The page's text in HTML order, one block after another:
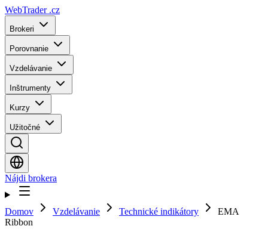
WebTrader .cz
Brokeri
Porovnanie
Vzdelávanie
Inštrumenty
Kurzy
Užitočné
Nájdi brokera
Domov Vzdelávanie Technické indikátory
EMA
Ribbon